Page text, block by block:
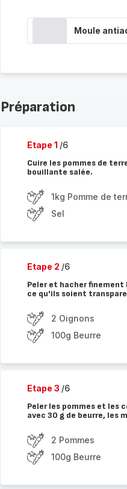
Moule
Préparation
Etape 1 /6
Cuire les pommes de
bouillante salée.
1kg Pomme de
Sel
Etape 2 /6
Peler et hacher finement
ce qu'ils soient
2 Oignons
100g Beurre
Etape 3 /6
Peler les pommes et les
avec 30 g de beurre, les
2 Pommes
100g Beurre